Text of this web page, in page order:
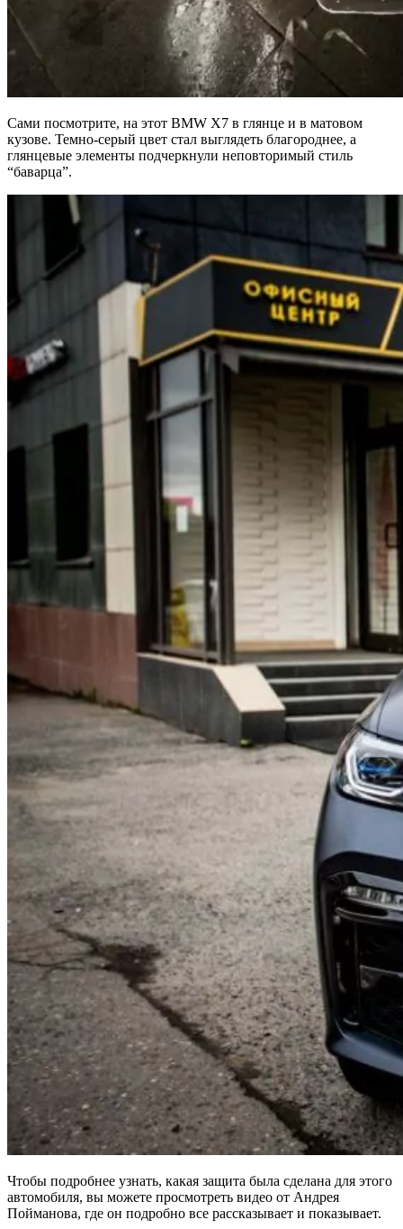
Сами посмотрите, на этот BMW X7 в глянце и в матовом
кузове. Темно-серый цвет стал выглядеть благороднее, а
глянцевые элементы подчеркнули неповторимый стиль
“баварца”.
Чтобы подробнее узнать, какая защита была сделана для этого
автомобиля, вы можете просмотреть видео от Андрея
Пойманова, где он подробно все рассказывает и показывает.